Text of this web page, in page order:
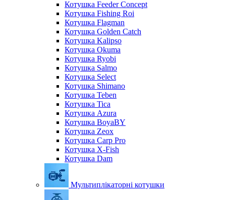
Котушка Feeder Concept
Котушка Fishing Roi
Котушка Flagman
Котушка Golden Catch
Котушка Kalipso
Котушка Okuma
Котушка Ryobi
Котушка Salmo
Котушка Select
Котушка Shimano
Котушка Teben
Котушка Tica
Котушка Azura
Котушка BoyaBY
Котушка Zeox
Котушка Carp Pro
Котушка X-Fish
Котушка Dam
Мультиплікаторні котушки